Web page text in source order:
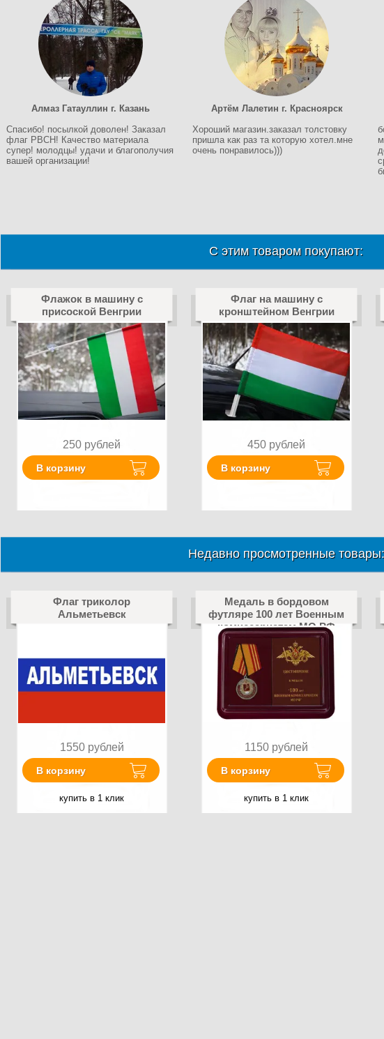
Алмаз Гатауллин г. Казань
Спасибо! посылкой доволен! Заказал
флаг РВСН! Качество материала
супер! молодцы! удачи и благополучия
вашей организации!
Артём Лалетин г. Красноярск
Хороший магазин.заказал толстовку
пришла как раз та которую хотел.мне
очень понравилось)))
С этим товаром покупают:
Флажок в машину с
присоской Венгрии
250 рублей
В корзину
Флаг на машину с
кронштейном Венгрии
450 рублей
В корзину
Недавно просмотренные товары:
Флаг триколор
Альметьевск
1550 рублей
В корзину
купить в 1 клик
Медаль в бордовом
футляре 100 лет Военным
комиссариатам МО РФ
1150 рублей
В корзину
купить в 1 клик